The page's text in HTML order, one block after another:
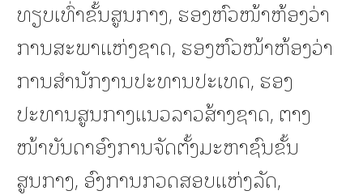
ທຽບເທົ່າຂັ້ນສູນກາງ, ຮອງຫົວໜ້າຫ້ອງວ່າ
ການສະພາແຫ່ງຊາດ, ຮອງຫົວໜ້າຫ້ອງວ່າ
ການສໍານັກງານປະທານປະເທດ, ຮອງ
ປະທານສູນກາງແນວລາວສ້າງຊາດ, ຕາງ
ໜ້າບັນດາອົງການຈັດຕັ້ງມະຫາຊົນຂັ້ນ
ສູນກາງ, ອົງການກວດສອບແຫ່ງລັດ,